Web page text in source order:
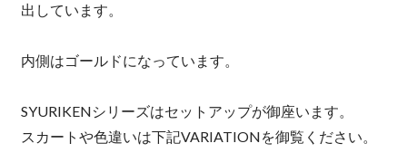
出しています。
内側はゴールドになっています。
SYURIKENシリーズはセットアップが御座います。
スカートや色違いは下記VARIATIONを御覧ください。